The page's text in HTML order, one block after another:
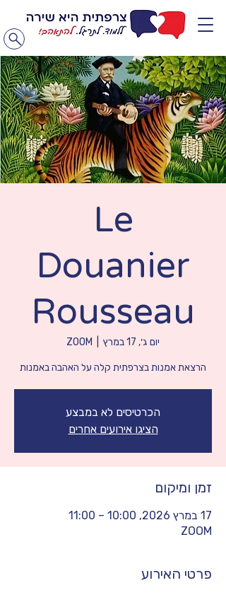
Le
Douanier
Rousseau
יום ג׳, 17 במרץ ZOOM
הרצאת אמנות בצרפתית קלה על האהבה באמנות
הכרטיסים לא במבצע
הציגו אירועים אחרים
זמן ומיקום
17 במרץ 2026, 10:00 – 11:00
ZOOM
פרטי האירוע